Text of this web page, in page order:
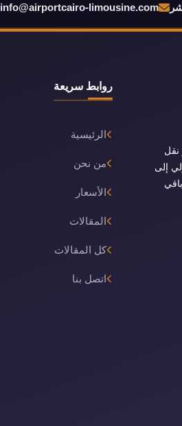
info@airportcairo-limousine.com
نقل
إلى
روابط سريعة
الرئيسية
من نحن
الأسعار
المقالات
كل المقالات
اتصل بنا